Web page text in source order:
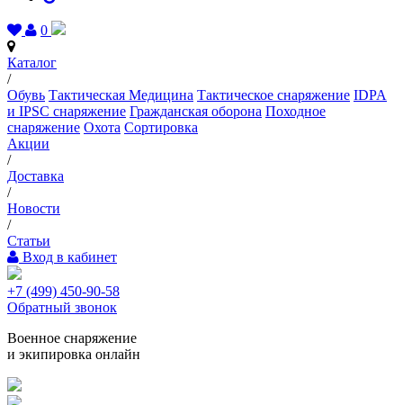
0
Каталог
/
Обувь Тактическая Медицина Тактическое снаряжение IDPA
и IPSC снаряжение Гражданская оборона Походное
снаряжение Охота Сортировка
Акции
/
Доставка
/
Новости
/
Статьи
Вход в кабинет
+7 (499) 450-90-58
Обратный звонок
Военное снаряжение
и экипировка онлайн